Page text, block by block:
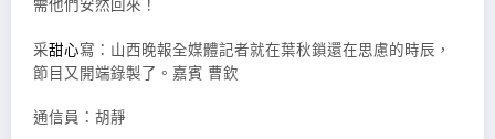
需他們安然回來！
采甜心寫：山西晚報全媒體記者就在葉秋鎖還在思慮的時辰，
節目又開端錄製了。嘉賓 曹欽
通信員：胡靜